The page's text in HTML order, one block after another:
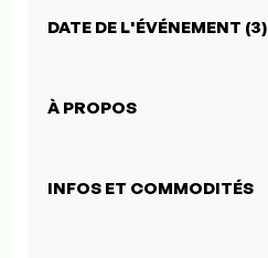
DATE DE L'ÉVÉNEMENT (3)
À PROPOS
INFOS ET COMMODITÉS